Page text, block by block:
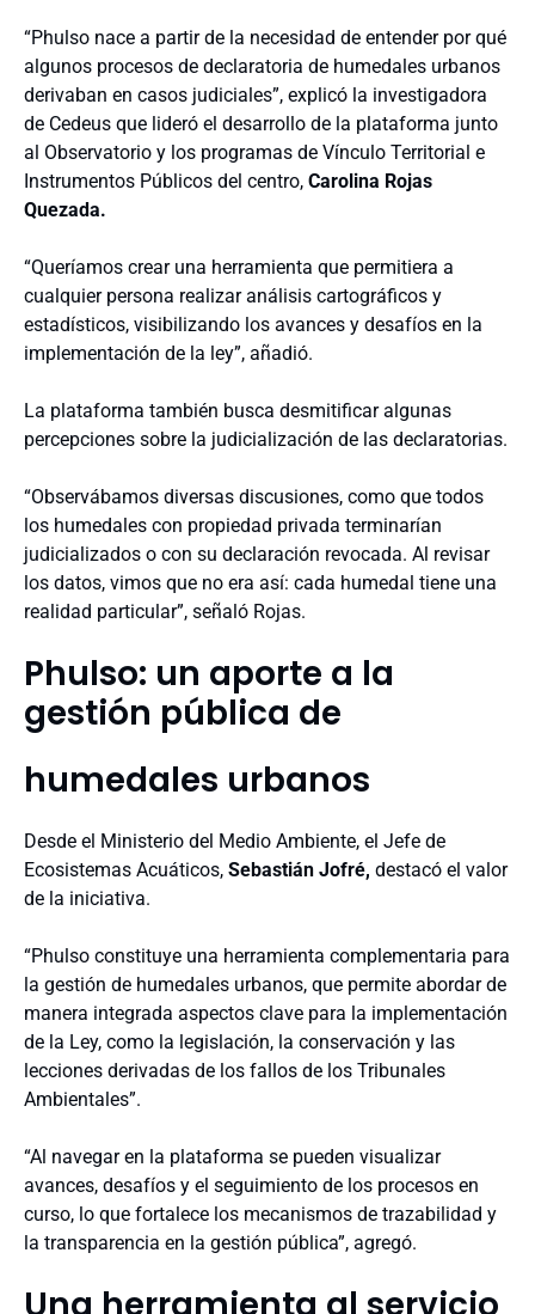
“Phulso nace a partir de la necesidad de entender por qué
algunos procesos de declaratoria de humedales urbanos
derivaban en casos judiciales”, explicó la investigadora
de Cedeus que lideró el desarrollo de la plataforma junto
al Observatorio y los programas de Vínculo Territorial e
Instrumentos Públicos del centro, Carolina Rojas
Quezada.
“Queríamos crear una herramienta que permitiera a
cualquier persona realizar análisis cartográficos y
estadísticos, visibilizando los avances y desafíos en la
implementación de la ley”, añadió.
La plataforma también busca desmitificar algunas
percepciones sobre la judicialización de las declaratorias.
“Observábamos diversas discusiones, como que todos
los humedales con propiedad privada terminarían
judicializados o con su declaración revocada. Al revisar
los datos, vimos que no era así: cada humedal tiene una
realidad particular”, señaló Rojas.
Phulso: un aporte a la
gestión pública de
humedales urbanos
Desde el Ministerio del Medio Ambiente, el Jefe de
Ecosistemas Acuáticos, Sebastián Jofré, destacó el valor
de la iniciativa.
“Phulso constituye una herramienta complementaria para
la gestión de humedales urbanos, que permite abordar de
manera integrada aspectos clave para la implementación
de la Ley, como la legislación, la conservación y las
lecciones derivadas de los fallos de los Tribunales
Ambientales”.
“Al navegar en la plataforma se pueden visualizar
avances, desafíos y el seguimiento de los procesos en
curso, lo que fortalece los mecanismos de trazabilidad y
la transparencia en la gestión pública”, agregó.